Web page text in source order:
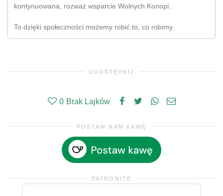
kontynuowana, rozważ wsparcie Wolnych Konopi.
To dzięki społeczności możemy robić to, co robimy.
UDOSTĘPNIJ
0 Brak Lajków
POSTAW NAM KAWĘ
PATRONITE